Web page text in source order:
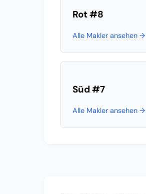
Rot#8
Alle Makler ansehen →
Süd #7
Alle Makler ansehen →